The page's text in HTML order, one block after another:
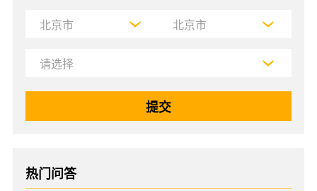
热门问答